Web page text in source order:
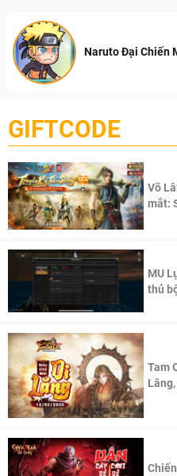
Naruto Đại Chiến
GIFTCODE
Võ
mắt:
MU
thủ
Tam